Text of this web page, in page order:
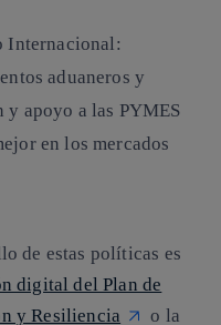
Internacional:
aduaneros y
apoyo a las PYMES
en los mercados
de estas políticas es
digital del Plan de
y Resiliencia
o la